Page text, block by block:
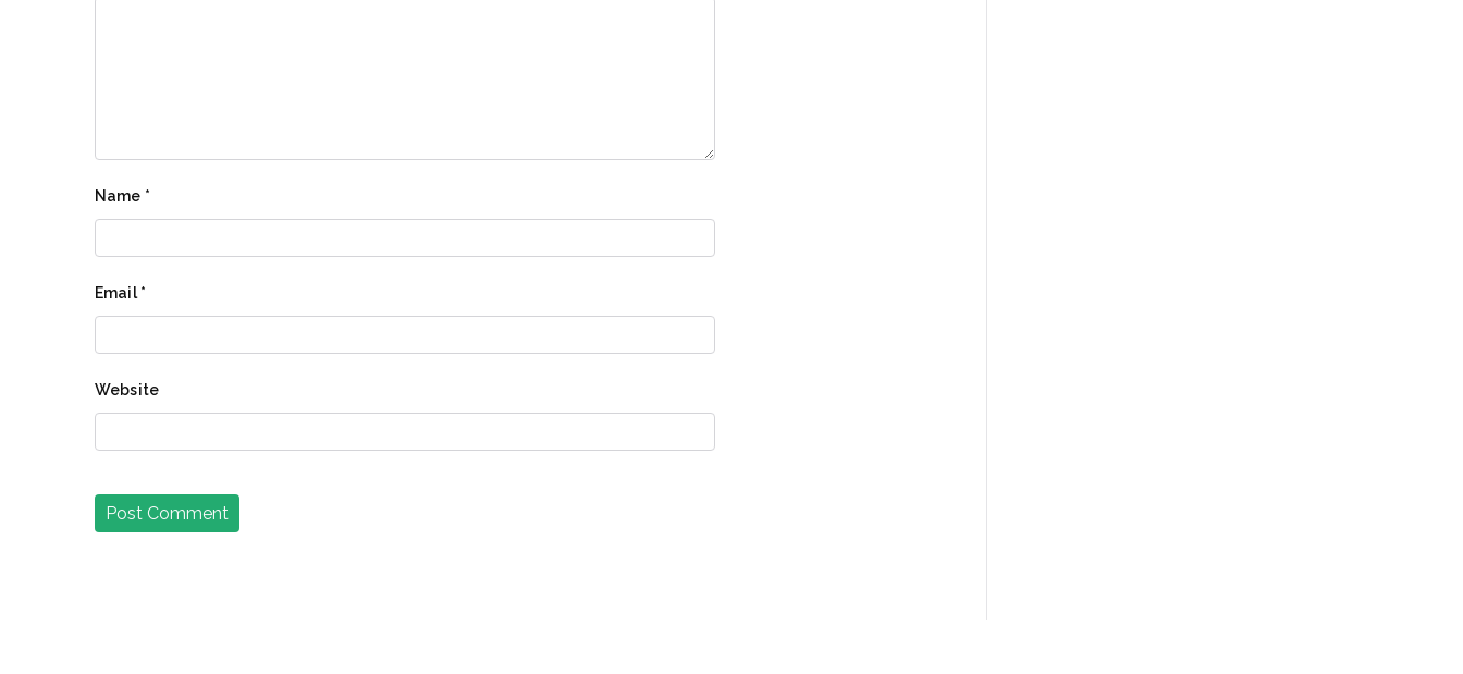
Name *
Email*
Website